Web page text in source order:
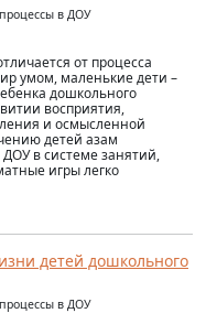
в ДОУ
от процесса
умом, маленькие дети –
дошкольного
восприятия,
и осмысленной
детей азам
в системе занятий,
игры легко
детей дошкольного
в ДОУ